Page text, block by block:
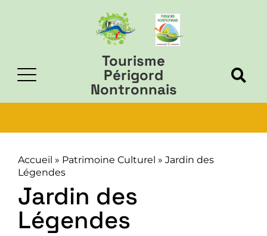
Tourisme
Périgord
Nontronnais
Accueil » Patrimoine Culturel » Jardin des
Légendes
Jardin des
Légendes